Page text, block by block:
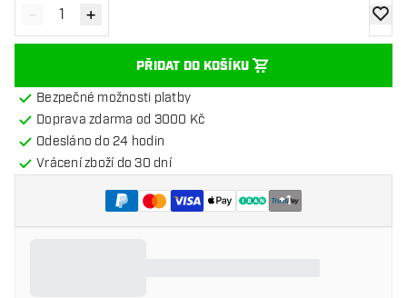
Snížit množství
- Zvýšit množství
+
PŘIDAT DO KOŠÍKU
Bezpečné možnosti platby
Doprava zdarma od 3000 Kč
Odesláno do 24 hodin
Vrácení zboží do 30 dní
+1